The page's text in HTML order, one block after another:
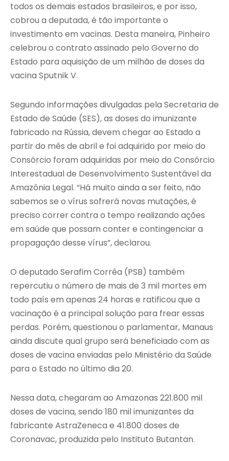
todos os demais estados brasileiros, e por isso,
cobrou a deputada, é tão importante o
investimento em vacinas. Desta maneira, Pinheiro
celebrou o contrato assinado pelo Governo do
Estado para aquisição de um milhão de doses da
vacina Sputnik V.
Segundo informações divulgadas pela Secretaria de
Estado de Saúde (SES), as doses do imunizante
fabricado na Rússia, devem chegar ao Estado a
partir do mês de abril e foi adquirido por meio do
Consórcio foram adquiridas por meio do Consórcio
Interestadual de Desenvolvimento Sustentável da
Amazônia Legal. “Há muito ainda a ser feito, não
sabemos se o vírus sofrerá novas mutações, é
preciso correr contra o tempo realizando ações
em saúde que possam conter e contingenciar a
propagação desse vírus”, declarou.
O deputado Serafim Corrêa (PSB) também
repercutiu o número de mais de 3 mil mortes em
todo país em apenas 24 horas e ratificou que a
vacinação é a principal solução para frear essas
perdas. Porém, questionou o parlamentar, Manaus
ainda discute qual grupo será beneficiado com as
doses de vacina enviadas pelo Ministério da Saúde
para o Estado no último dia 20.
Nessa data, chegaram ao Amazonas 221.800 mil
doses de vacina, sendo 180 mil imunizantes da
fabricante AstraZeneca e 41.800 doses de
Coronavac, produzida pelo Instituto Butantan.